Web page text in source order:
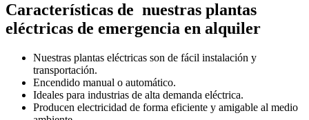
Características de nuestras plantas
eléctricas de emergencia en alquiler
Nuestras plantas eléctricas son de fácil instalación y
transportación.
Encendido manual o automático.
Ideales para industrias de alta demanda eléctrica.
Producen electricidad de forma eficiente y amigable al medio